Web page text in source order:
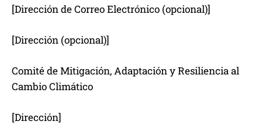
[Dirección de Correo Electrónico (opcional)]
[Dirección (opcional)]
Comité de Mitigación, Adaptación y Resiliencia al
Cambio Climático
[Dirección]